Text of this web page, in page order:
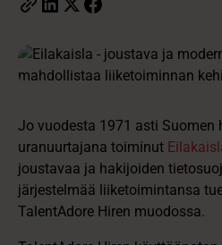
Jo vuodesta 1971 asti Suomen
uranuurtajana toiminut
joustavaa ja hakijoiden
järjestelmää liiketoimintansa
TalentAdore Hiren muodossa.